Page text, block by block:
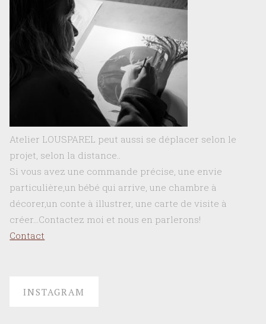
Atelier LOUSPAREL peut aussi se déplacer selon le
projet, selon la distance..
Si vous avez une commande précise, une envie
particulière,un bébé qui arrive, une chambre à
décorer,un conte à illustrer, une carte de visite à
créer…Contactez moi et nous en parlerons!
Contact
INSTAGRAM